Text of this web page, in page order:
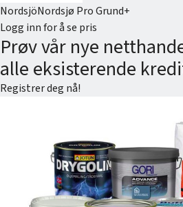
NordsjöNordsjø Pro Grund+
Logg inn for å se pris
Prøv vår nye
alle eksisterende
Registrer deg nå!